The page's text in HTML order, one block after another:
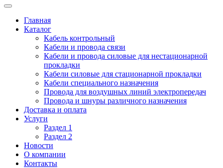
Главная
Каталог
Кабель контрольный
Кабели и провода связи
Кабели и провода силовые для нестационарной
прокладки
Кабели силовые для стационарной прокладки
Кабели специального назначения
Провода для воздушных линий электропередач
Провода и шнуры различного назначения
Доставка и оплата
Услуги
Раздел 1
Раздел 2
Новости
О компании
Контакты